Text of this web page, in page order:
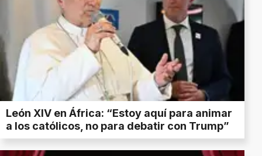
León XIV en África: “Estoy aquí para animar
a los católicos, no para debatir con Trump”